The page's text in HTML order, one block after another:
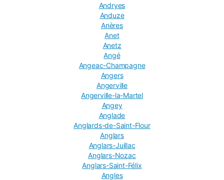
Andryes
Anduze
Anères
Anet
Anetz
Angé
Angeac-Champagne
Angers
Angerville
Angerville-la-Martel
Angey
Anglade
Anglards-de-Saint-Flour
Anglars
Anglars-Juillac
Anglars-Nozac
Anglars-Saint-Félix
Angles